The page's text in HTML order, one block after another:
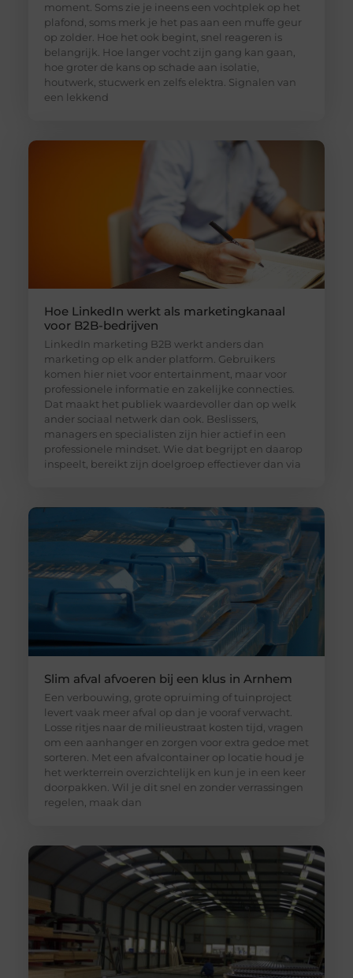
moment. Soms zie je ineens een vochtplek op het
plafond, soms merk je het pas aan een muffe geur
op zolder. Hoe het ook begint, snel reageren is
belangrijk. Hoe langer vocht zijn gang kan gaan,
hoe groter de kans op schade aan isolatie,
houtwerk, stucwerk en zelfs elektra. Signalen van
een lekkend
Hoe LinkedIn werkt als marketingkanaal
voor B2B-bedrijven
LinkedIn marketing B2B werkt anders dan
marketing op elk ander platform. Gebruikers
komen hier niet voor entertainment, maar voor
professionele informatie en zakelijke connecties.
Dat maakt het publiek waardevoller dan op welk
ander sociaal netwerk dan ook. Beslissers,
managers en specialisten zijn hier actief in een
professionele mindset. Wie dat begrijpt en daarop
inspeelt, bereikt zijn doelgroep effectiever dan via
Slim afval afvoeren bij een klus in Arnhem
Een verbouwing, grote opruiming of tuinproject
levert vaak meer afval op dan je vooraf verwacht.
Losse ritjes naar de milieustraat kosten tijd, vragen
om een aanhanger en zorgen voor extra gedoe met
sorteren. Met een afvalcontainer op locatie houd je
het werkterrein overzichtelijk en kun je in een keer
doorpakken. Wil je dit snel en zonder verrassingen
regelen, maak dan